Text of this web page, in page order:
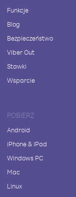
Funkcje
Blog
Bezpieczeństwo
Viber Out
Stawki
Wsparcie
POBIERZ
Android
iPhone & iPad
Windows PC
Mac
Linux